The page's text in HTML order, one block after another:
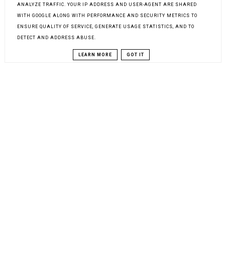
ANALYZE TRAFFIC. YOUR IP ADDRESS AND USER-AGENT ARE SHARED
WITH GOOGLE ALONG WITH PERFORMANCE AND SECURITY METRICS TO
ENSURE QUALITY OF SERVICE, GENERATE USAGE STATISTICS, AND TO
DETECT AND ADDRESS ABUSE.
LEARN MORE GOT IT